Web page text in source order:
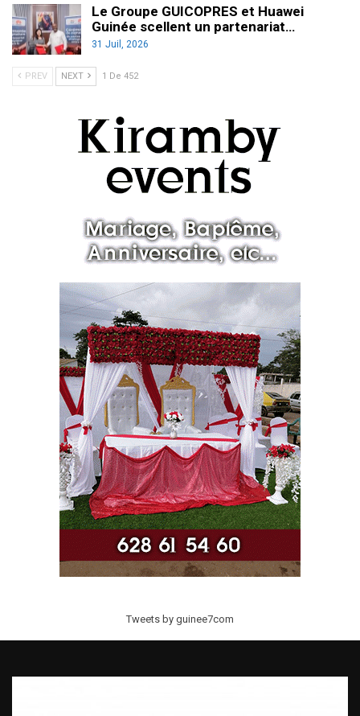
Le Groupe GUICOPRES et Huawei
Guinée scellent un partenariat…
31 Juil, 2026
PREV NEXT 1 De 452
Tweets by guinee7com